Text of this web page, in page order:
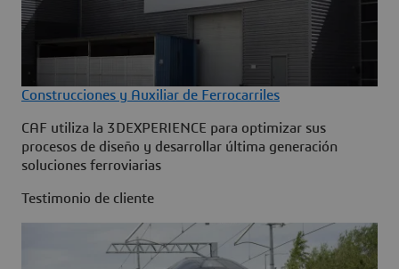
Construcciones y Auxiliar de Ferrocarriles
CAF utiliza la 3DEXPERIENCE para optimizar sus
procesos de diseño y desarrollar última generación
soluciones ferroviarias
Testimonio de cliente